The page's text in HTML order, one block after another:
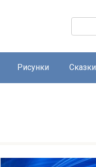
Поиск:
Рисунки Сказки